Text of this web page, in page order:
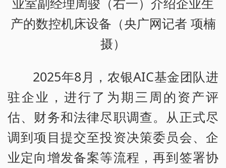
产的数控机床设备（央广网记者 项楠
摄）
2025年8月，农银AIC基金团队进
驻企业，进行了为期三周的资产评
估、财务和法律尽职调查。从正式尽
调到项目提交至投资决策委员会、企
业定向增发备案等流程，再到签署协